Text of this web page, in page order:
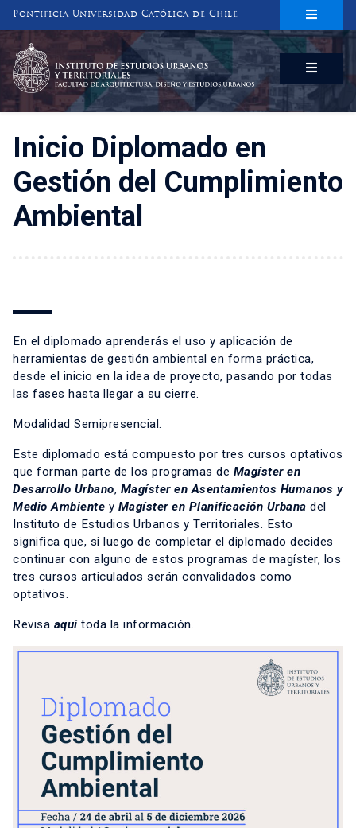
Pontificia Universidad Católica de Chile
INSTITUTO DE ESTUDIOS URBANOS
Y TERRITORIALES
FACULTAD DE ARQUITECTURA, DISEÑO Y ESTUDIOS URBANOS
Inicio Diplomado en
Gestión del Cumplimiento
Ambiental
En el diplomado aprenderás el uso y aplicación de
herramientas de gestión ambiental en forma práctica,
desde el inicio en la idea de proyecto, pasando por todas
las fases hasta llegar a su cierre.
Modalidad Semipresencial.
Este diplomado está compuesto por tres cursos optativos
que forman parte de los programas de Magíster en
Desarrollo Urbano, Magíster en Asentamientos Humanos y
Medio Ambiente y Magíster en Planificación Urbana del
Instituto de Estudios Urbanos y Territoriales. Esto
significa que, si luego de completar el diplomado decides
continuar con alguno de estos programas de magíster, los
tres cursos articulados serán convalidados como
optativos.
Revisa aquítoda la información.